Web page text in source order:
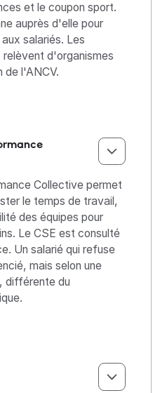
et le coupon sport.
auprès d'elle pour
salariés. Les
d'organismes
de l'ANCV.
Collective permet
le temps de travail,
des équipes pour
Le CSE est consulté
Un salarié qui refuse
mais selon une
différente du